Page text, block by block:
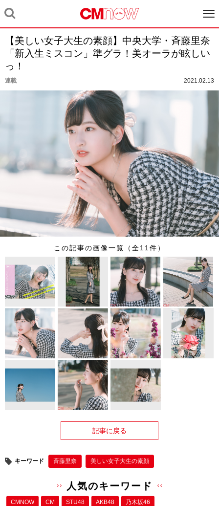
【美しい女子大生の素顔】中央大学・斉藤里奈
「新入生ミスコン」準グラ！美オーラが眩しい
っ！
連載 2021.02.13
この記事の画像一覧（全11件）
記事に戻る
キーワード 斉藤里奈 美しい女子大生の素顔
人気のキーワード
CMNOW CM STU48 AKB48 乃木坂46